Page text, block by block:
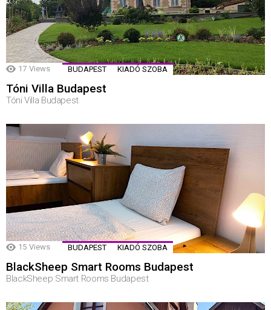
17 Views BUDAPEST KIADÓ SZOBA
Tóni Villa Budapest
Tóni Villa Budapest
15 Views BUDAPEST KIADÓ SZOBA
BlackSheep Smart Rooms Budapest
BlackSheep Smart Rooms Budapest